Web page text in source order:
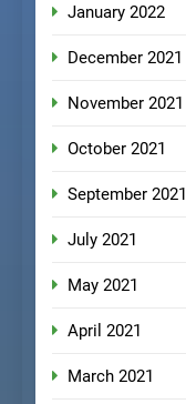
January 2022
December 2021
November 2021
October 2021
September 2021
July 2021
May 2021
April 2021
March 2021